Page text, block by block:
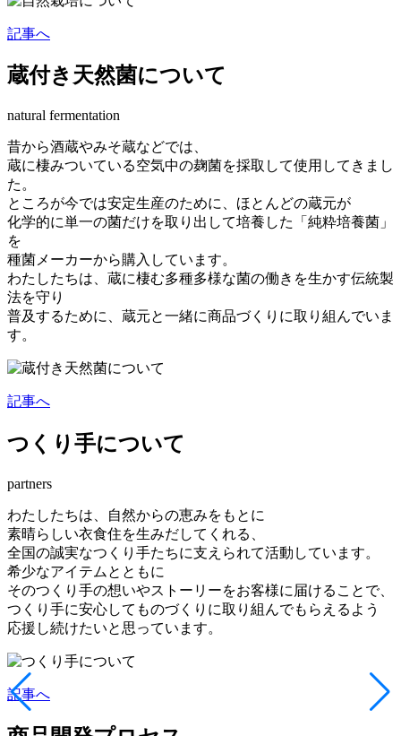
記事へ
蔵付き天然菌について
natural fermentation
昔から酒蔵やみそ蔵などでは、
蔵に棲みついている空気中の麹菌を採取して使用してきまし
た。
ところが今では安定生産のために、ほとんどの蔵元が
化学的に単一の菌だけを取り出して培養した「純粋培養菌」
を
種菌メーカーから購入しています。
わたしたちは、蔵に棲む多種多様な菌の働きを生かす伝統製
法を守り
普及するために、蔵元と一緒に商品づくりに取り組んでいま
す。
記事へ
つくり手について
partners
わたしたちは、自然からの恵みをもとに
素晴らしい衣食住を生みだしてくれる、
全国の誠実なつくり手たちに支えられて活動しています。
希少なアイテムとともに
そのつくり手の想いやストーリーをお客様に届けることで、
つくり手に安心してものづくりに取り組んでもらえるよう
応援し続けたいと思っています。
記事へ